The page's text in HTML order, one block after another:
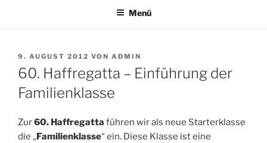
Menü
VERÖFFENTLICHT
AM
9. AUGUST 2012 VON ADMIN
60. Haffregatta – Einführung der
Familienklasse
Zur60. Haffregatta führen wir als neue Starterklasse
die „Familienklasse“ ein. Diese Klasse ist eine